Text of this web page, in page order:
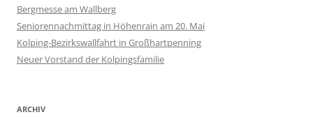
Bergmesse am Wallberg
Seniorennachmittag in Höhenrain am 20. Mai
Kolping-Bezirkswallfahrt in Großhartpenning
Neuer Vorstand der Kolpingsfamilie
ARCHIV